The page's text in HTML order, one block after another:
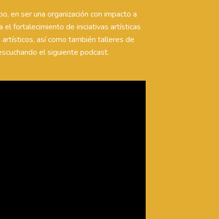
en ser una organización con impacto a
el fortalecimiento de iniciativas artísticas
así como también talleres de
el siguiente podcast.